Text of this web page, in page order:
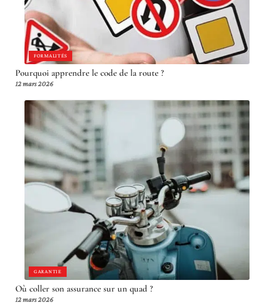
FORMALITÉS
Pourquoi apprendre le code de la route ?
12 mars 2026
GARANTIE
Où coller son assurance sur un quad ?
12 mars 2026